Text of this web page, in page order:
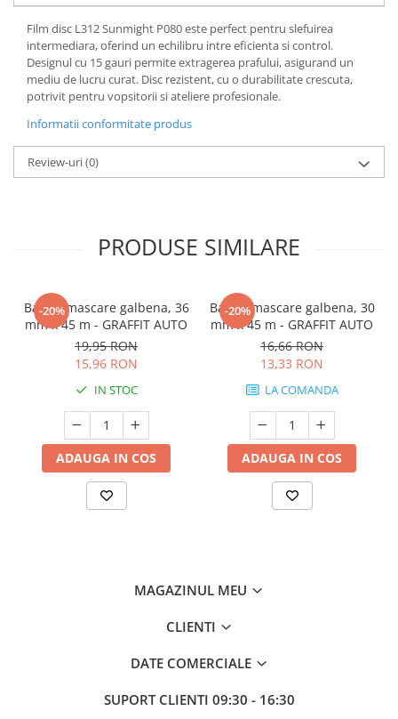
Film disc L312 Sunmight P080 este perfect pentru slefuirea
intermediara, oferind un echilibru intre eficienta si control.
Designul cu 15 gauri permite extragerea prafului, asigurand un
mediu de lucru curat. Disc rezistent, cu o durabilitate crescuta,
potrivit pentru vopsitorii si ateliere profesionale.
Informatii conformitate produs
Review-uri(0)
PRODUSE SIMILARE
-20%
Banda mascare galbena, 36
mm x 45 m - GRAFFIT AUTO
19,95 RON
15,96 RON
IN STOC
ADAUGA IN COS
-20%
Banda mascare galbena, 30
mm x 45 m - GRAFFIT AUTO
16,66 RON
13,33 RON
LA COMANDA
ADAUGA IN COS
MAGAZINUL MEU
CLIENTI
DATE COMERCIALE
SUPORT CLIENTI 09:30 - 16:30